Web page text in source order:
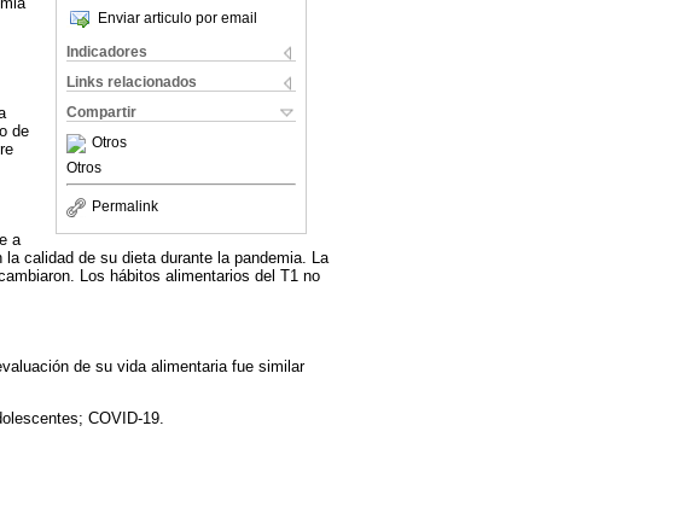
Enviar articulo por email
Indicadores
Links relacionados
Compartir
Otros
Otros
Permalink
de
a
calidad de su dieta durante la pandemia. La
Los hábitos alimentarios del T1 no
de su vida alimentaria fue similar
COVID-19.